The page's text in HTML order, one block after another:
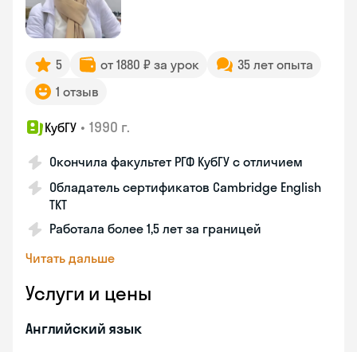
5 от 1880 ₽ за урок
35 лет опыта
1 отзыв
КубГУ • 1990 г.
Окончила факультет РГФ КубГУ с отличием
Обладатель сертификатов Cambridge English
TKT
Работала более 1,5 лет за границей
Читать дальше
Услуги и цены
Английский язык